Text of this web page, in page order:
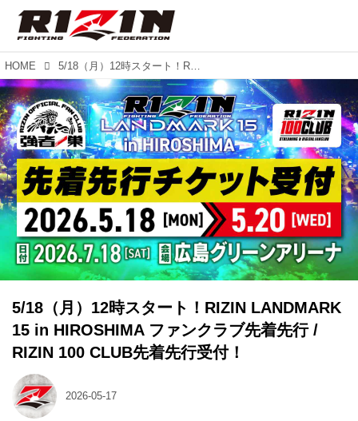
HOME 5/18（月）12時スタート！RIZIN LANDMARK 15 in HIROSHIMA ファンクラブ先着先行 / RIZIN 100 CLUB先着先行受付！
5/18（月）12時スタート！RIZIN LANDMARK
15 in HIROSHIMA ファンクラブ先着先行 /
RIZIN 100 CLUB先着先行受付！
2026-05-17